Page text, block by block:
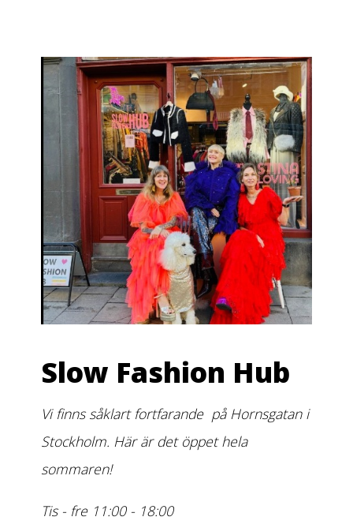
Slow Fashion Hub
Vi finns såklart fortfarande på Hornsgatan i
Stockholm. Här är det öppet hela
sommaren!
Tis - fre 11:00 - 18:00